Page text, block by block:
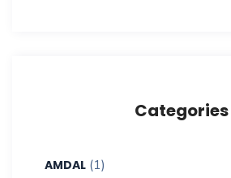
Categories
AMDAL (1)